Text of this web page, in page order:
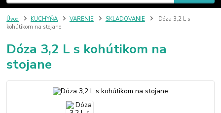
Úvod KUCHYŇA VARENIE SKLADOVANIE
Dóza 3,2 L s
kohútikom na stojane
Dóza 3,2 L s kohútikom na
stojane